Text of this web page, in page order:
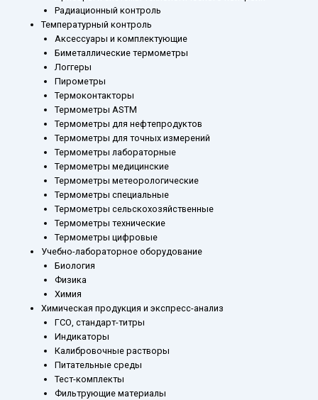
Радиационный контроль
Температурный контроль
Аксессуары и комплектующие
Биметаллические термометры
Логгеры
Пирометры
Термоконтакторы
Термометры ASTM
Термометры для нефтепродуктов
Термометры для точных измерений
Термометры лабораторные
Термометры медицинские
Термометры метеорологические
Термометры специальные
Термометры сельскохозяйственные
Термометры технические
Термометры цифровые
Учебно-лабораторное оборудование
Биология
Физика
Химия
Химическая продукция и экспресс-анализ
ГСО, стандарт-титры
Индикаторы
Калибровочные растворы
Питательные среды
Тест-комплекты
Фильтрующие материалы